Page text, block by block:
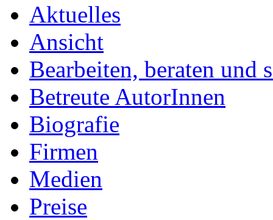
Aktuelles
Ansicht
Bearbeiten, beraten und
Betreute AutorInnen
Biografie
Firmen
Medien
Preise